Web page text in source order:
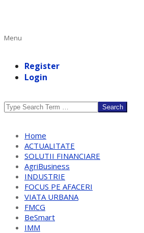
Primary
Menu
Register
Login
Search
Home
ACTUALITATE
SOLUTII FINANCIARE
AgriBusiness
INDUSTRIE
FOCUS PE AFACERI
VIATA URBANA
FMCG
BeSmart
IMM